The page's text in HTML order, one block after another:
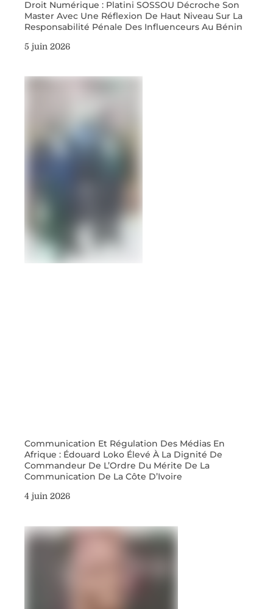
Droit Numérique : Platini SOSSOU Décroche Son
Master Avec Une Réflexion De Haut Niveau Sur La
Responsabilité Pénale Des Influenceurs Au Bénin
5 juin 2026
Communication Et Régulation Des Médias En
Afrique : Édouard Loko Élevé À La Dignité De
Commandeur De L’Ordre Du Mérite De La
Communication De La Côte D’Ivoire
4 juin 2026